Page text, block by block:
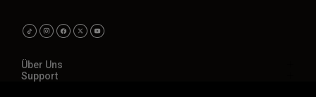
Alle anzeigen
Über Uns
Support